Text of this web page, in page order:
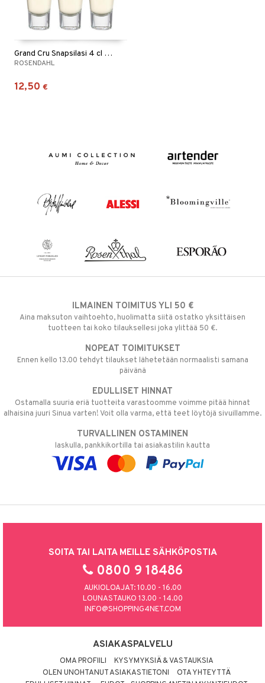
Grand Cru Snapsilasi 4 cl 6 pkt
ROSENDAHL
12,50 €
ILMAINEN TOIMITUS YLI 50 €
Aina maksuton vaihtoehto, huolimatta siitä ostatko yksittäisen
tuotteen tai koko tilauksellesi joka ylittää 50 €.
NOPEAT TOIMITUKSET
Ennen kello 13.00 tehdyt tilaukset lähetetään normaalisti samana
päivänä
EDULLISET HINNAT
Ostamalla suuria eriä tuotteita varastoomme voimme pitää hinnat
alhaisina juuri Sinua varten! Voit olla varma, että teet löytöjä sivuillamme.
TURVALLINEN OSTAMINEN
laskulla, pankkikortilla tai asiakastilin kautta
SOITA TAI LAITA MEILLE SÄHKÖPOSTIA
0800 9 18486
AUKIOLOAJAT: 10.00 - 16.00
LOUNASTAUKO 13.00 - 14.00
INFO@SHOPPING4NET.COM
ASIAKASPALVELU
OMA PROFIILI
KYSYMYKSIÄ & VASTAUKSIA
OLEN UNOHTANUT ASIAKASTIETONI
OTA YHTEYTTÄ